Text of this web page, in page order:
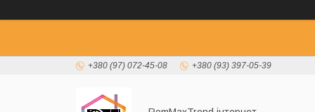
+380 (97) 072-45-08 +380 (93) 397-05-39